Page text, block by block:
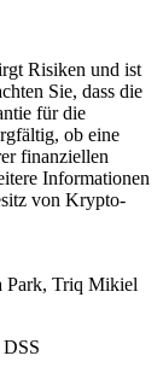
Risiken und ist
Sie, dass die
für die
ob eine
finanziellen
Informationen
von Krypto-
Park, Triq Mikiel